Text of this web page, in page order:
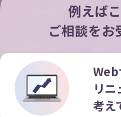
例えば
ご相談をお
Web
リ
考え